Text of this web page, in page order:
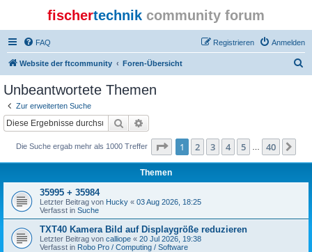
fischertechnik community forum
FAQ Anmelden
Registrieren
Website der ftcommunity Foren-Übersicht
Unbeantwortete Themen
Zur erweiterten Suche
Suche
Die Suche ergab mehr als 1000 Treffer Seite 1von 40
1 2 3 4 5 40
Themen
35995 + 35984
Letzter Beitrag von Hucky « 03 Aug 2026, 18:25
Verfasst in Suche
TXT40 Kamera Bild auf Displaygröße reduzieren
Letzter Beitrag von calliope « 20 Jul 2026, 19:38
Verfasst in Robo Pro / Computing / Software